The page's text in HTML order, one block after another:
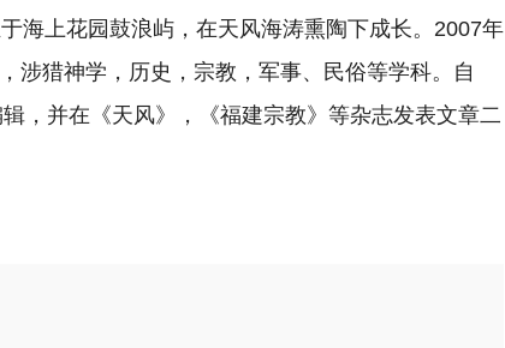
海上花园鼓浪屿，在天风海涛熏陶下成长。2007年
涉猎神学，历史，宗教，军事、民俗等学科。自
，并在《天风》，《福建宗教》等杂志发表文章二